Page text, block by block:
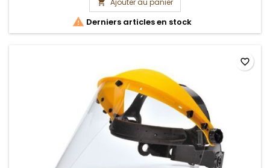

 Derniers articles en stock
favorite_border